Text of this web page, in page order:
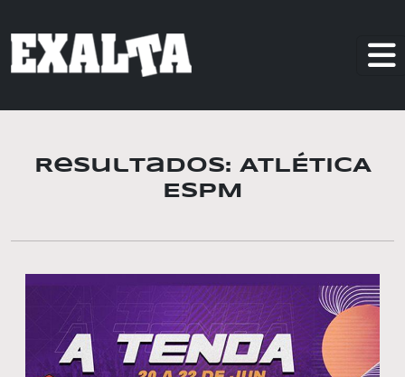
Resultados: ATLÉTICA
ESPM